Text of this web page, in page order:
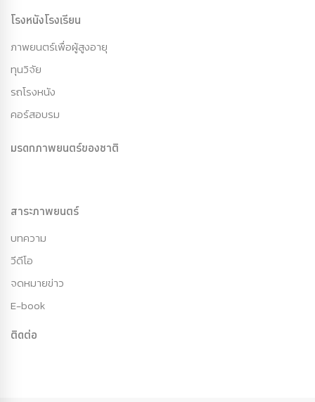
โรงหนังโรงเรียน
ภาพยนตร์เพื่อผู้สูงอายุ
ทุนวิจัย
รถโรงหนัง
คอร์สอบรม
มรดกภาพยนตร์ของชาติ
สาระภาพยนตร์
บทความ
วีดีโอ
จดหมายข่าว
E-book
ติดต่อ